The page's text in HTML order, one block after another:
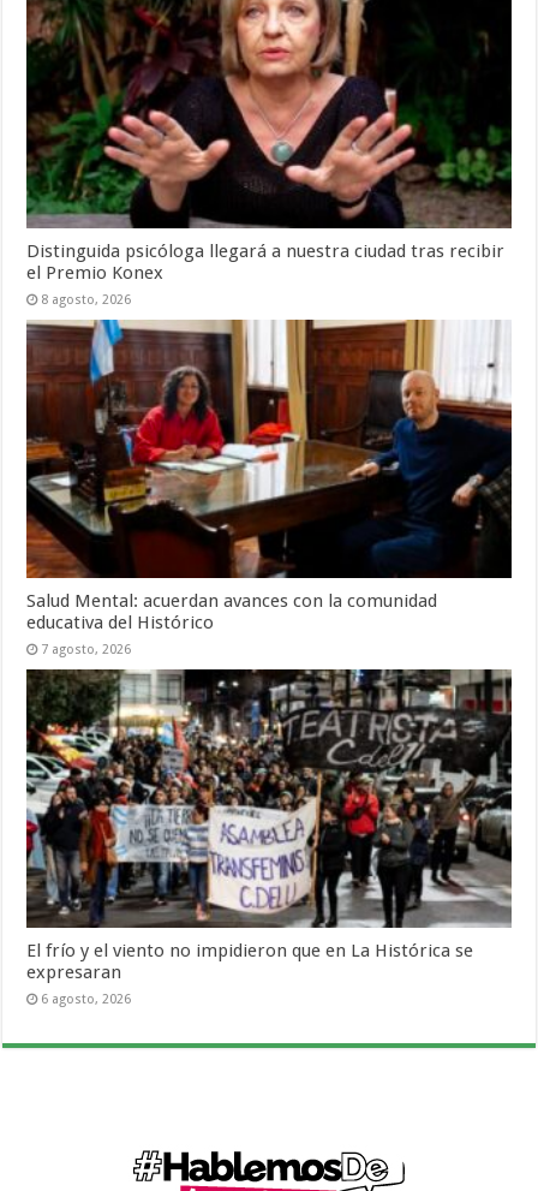
Distinguida psicóloga llegará a nuestra ciudad tras recibir
el Premio Konex
8 agosto, 2026
Salud Mental: acuerdan avances con la comunidad
educativa del Histórico
7 agosto, 2026
El frío y el viento no impidieron que en La Histórica se
expresaran
6 agosto, 2026